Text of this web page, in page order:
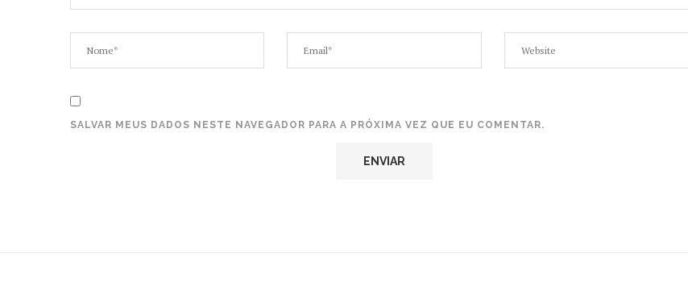
SALVAR MEUS DADOS NESTE NAVEGADOR PARA A PRÓXIMA VEZ QUE EU COMENTAR.